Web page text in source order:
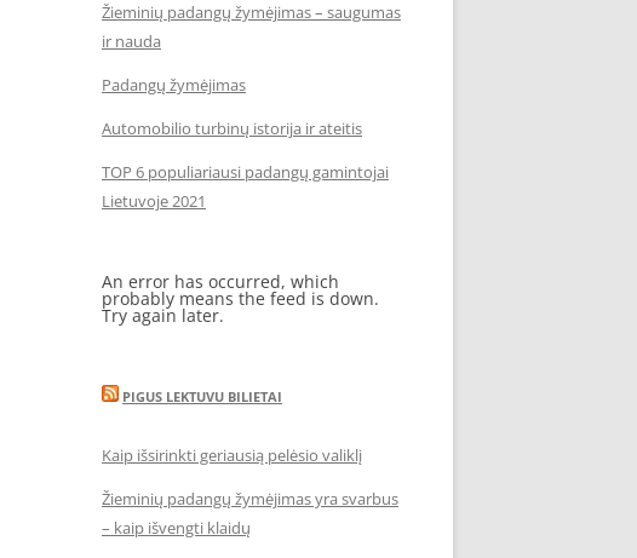
Žieminių padangų žymėjimas – saugumas
ir nauda
Padangų žymėjimas
Automobilio turbinų istorija ir ateitis
TOP 6 populiariausi padangų gamintojai
Lietuvoje 2021
An error has occurred, which
probably means the feed is down.
Try again later.
PIGUS LEKTUVU BILIETAI
Kaip išsirinkti geriausią pelėsio valiklį
Žieminių padangų žymėjimas yra svarbus
– kaip išvengti klaidų